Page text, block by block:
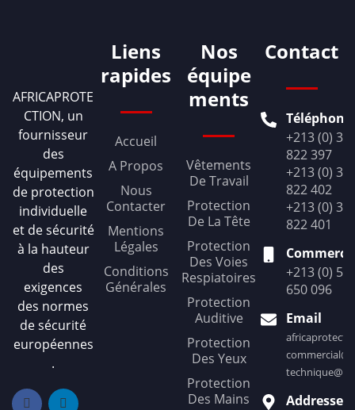
AFRICAPROTE
CTION, un
fournisseur
des
équipements
de protection
individuelle
et de sécurité
à la hauteur
des
exigences
des normes
de sécurité
européennes
.
Liens
rapides
Accueil
A Propos
Nous
Contacter
Mentions
Légales
Conditions
Générales
Nos
équipe
ments
Vêtements
De Travail
Protection
De La Tête
Protection
Des Voies
Respiatoires
Protection
Auditive
Protection
Des Yeux
Protection
Des Mains
Contact
Téléphone
+213 (0) 36
822 397
+213 (0) 36
822 402
+213 (0) 36
822 401
+213 (0)
650 096
Email
Addresse